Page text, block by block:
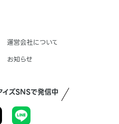
運営会社について
お知らせ
イズSNSで発信中